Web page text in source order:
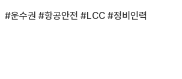
#운수권 #항공안전 #LCC #정비인력